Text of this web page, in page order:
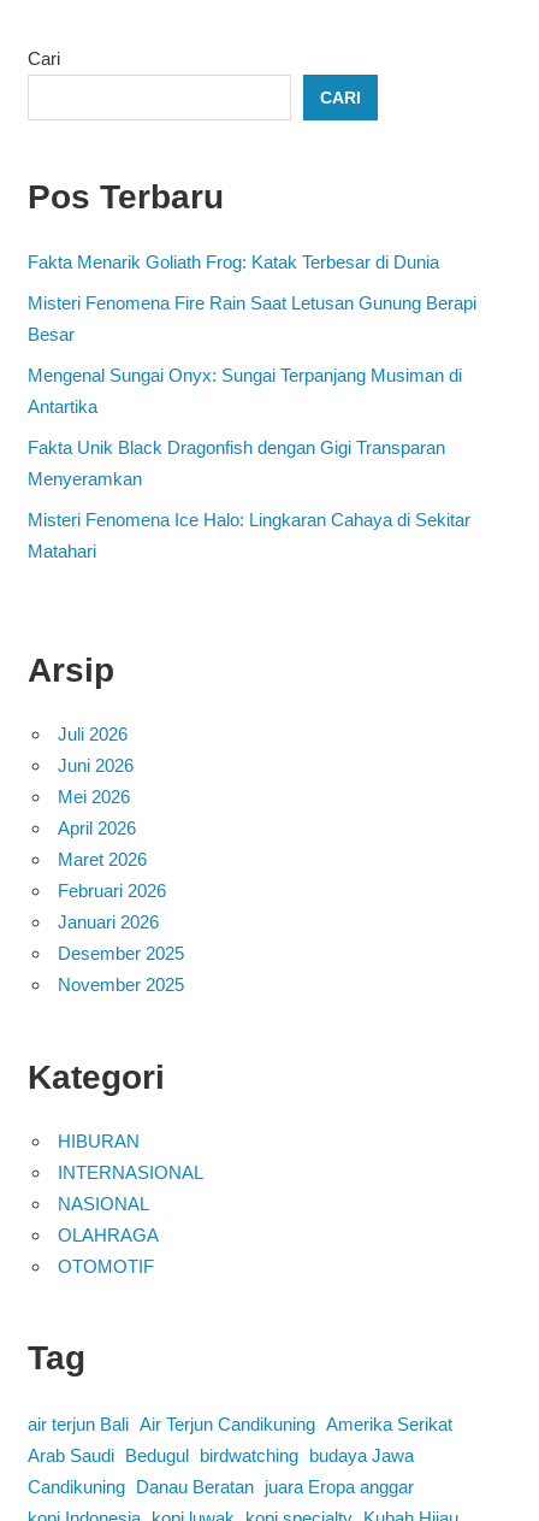
Cari
CARI
Pos Terbaru
Fakta Menarik Goliath Frog: Katak Terbesar di Dunia
Misteri Fenomena Fire Rain Saat Letusan Gunung Berapi
Besar
Mengenal Sungai Onyx: Sungai Terpanjang Musiman di
Antartika
Fakta Unik Black Dragonfish dengan Gigi Transparan
Menyeramkan
Misteri Fenomena Ice Halo: Lingkaran Cahaya di Sekitar
Matahari
Arsip
Juli 2026
Juni 2026
Mei 2026
April 2026
Maret 2026
Februari 2026
Januari 2026
Desember 2025
November 2025
Kategori
HIBURAN
INTERNASIONAL
NASIONAL
OLAHRAGA
OTOMOTIF
Tag
air terjun Bali Air Terjun Candikuning Amerika Serikat
Arab Saudi
Bedugul birdwatching
budaya Jawa
Candikuning
Danau Beratan
juara Eropa anggar